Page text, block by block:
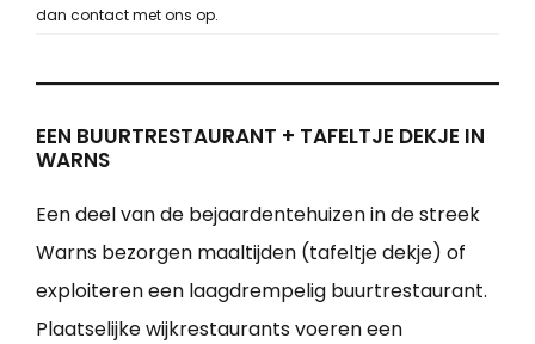
dan contact met ons op.
EEN BUURTRESTAURANT + TAFELTJE DEKJE IN
WARNS
Een deel van de bejaardentehuizen in de streek
Warns bezorgen maaltijden (tafeltje dekje) of
exploiteren een laagdrempelig buurtrestaurant.
Plaatselijke wijkrestaurants voeren een